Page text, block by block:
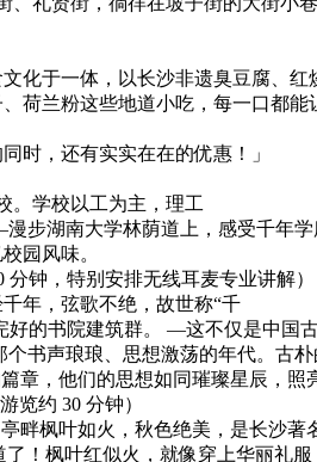
化于一体，以长沙非遗臭豆腐、
荷兰粉这些地道小吃，每一口都
时，还有实实在在的优惠！」
。学校以工为主，理工
步湖南大学林荫道上，感受千年
园风味。
钟，特别安排无线耳麦专业讲解）
年，弦歌不绝，故世称“千
的书院建筑群。 —这不仅是中
书声琅琅、思想激荡的年代。古
章，他们的思想如同璀璨星辰，照
览约 30 分钟）
畔枫叶如火，秋色绝美，是长沙
！枫叶红似火，就像穿上华丽